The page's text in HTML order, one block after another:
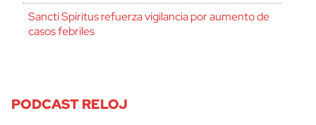
Sancti Spíritus refuerza vigilancia por aumento de
casos febriles
PODCAST RELOJ